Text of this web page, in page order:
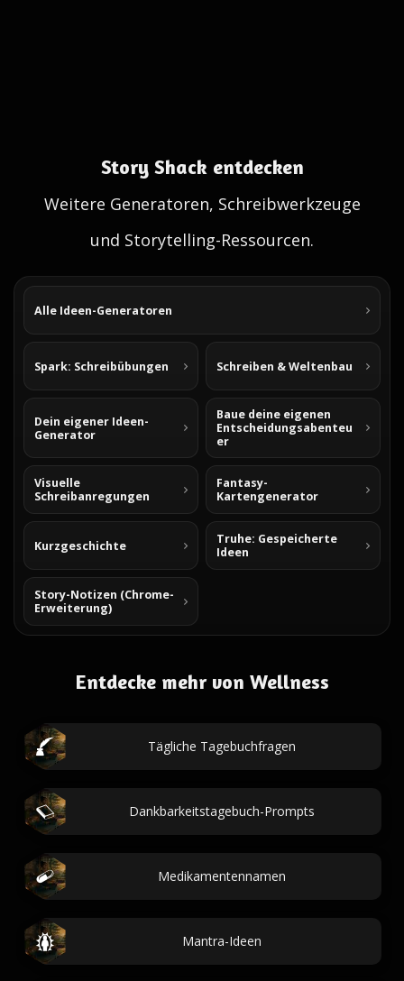
Story Shack entdecken
Weitere Generatoren, Schreibwerkzeuge
und Storytelling-Ressourcen.
Alle Ideen-Generatoren
Spark: Schreibübungen Schreiben & Weltenbau
Dein eigener Ideen-
Generator
Baue deine eigenen
Entscheidungsabenteu
er
Visuelle
Schreibanregungen
Fantasy-
Kartengenerator
Kurzgeschichte
Truhe: Gespeicherte
Ideen
Story-Notizen (Chrome-
Erweiterung)
Entdecke mehr von Wellness
Tägliche Tagebuchfragen
Dankbarkeitstagebuch-Prompts
Medikamentennamen
Mantra-Ideen